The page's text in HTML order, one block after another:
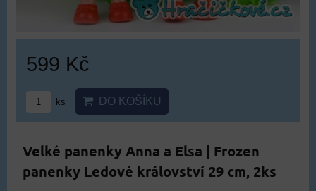
599 Kč
ks DO KOŠÍKU
Velké panenky Anna a Elsa | Frozen
panenky Ledové království 29 cm, 2ks